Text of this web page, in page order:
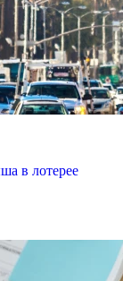
в лотерее